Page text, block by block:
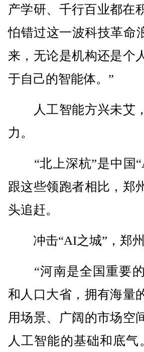
产学研、千行百业都在
怕错过这一波科技革命
来，无论是机构还是个
于自己的智能体。”
人工智能方兴未艾
力。
“北上深杭”是中国
跟这些领跑者相比，郑
头追赶。
冲击“AI之城”，郑州
“河南是全国重要的
和人口大省，拥有海量
用场景、广阔的市场空
人工智能的基础和底